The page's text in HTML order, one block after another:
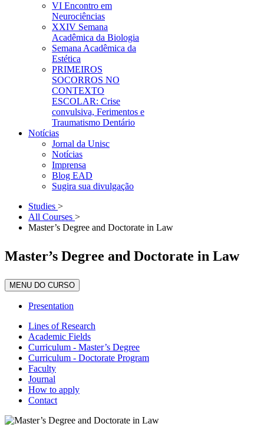
VI Encontro em
Neurociências
XXIV Semana
Acadêmica da Biologia
Semana Acadêmica da
Estética
PRIMEIROS
SOCORROS NO
CONTEXTO
ESCOLAR: Crise
convulsiva, Ferimentos e
Traumatismo Dentário
Notícias
Jornal da Unisc
Notícias
Imprensa
Blog EAD
Sugira sua divulgação
Studies >
All Courses >
Master’s Degree and Doctorate in Law
Master’s Degree and Doctorate in Law
MENU DO CURSO
Presentation
Lines of Research
Academic Fields
Curriculum - Master’s Degree
Curriculum - Doctorate Program
Faculty
Journal
How to apply
Contact